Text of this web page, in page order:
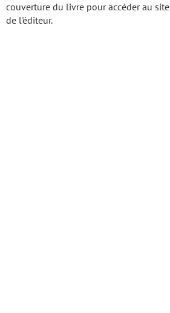
couverture du livre pour accéder au site
de l'éditeur.